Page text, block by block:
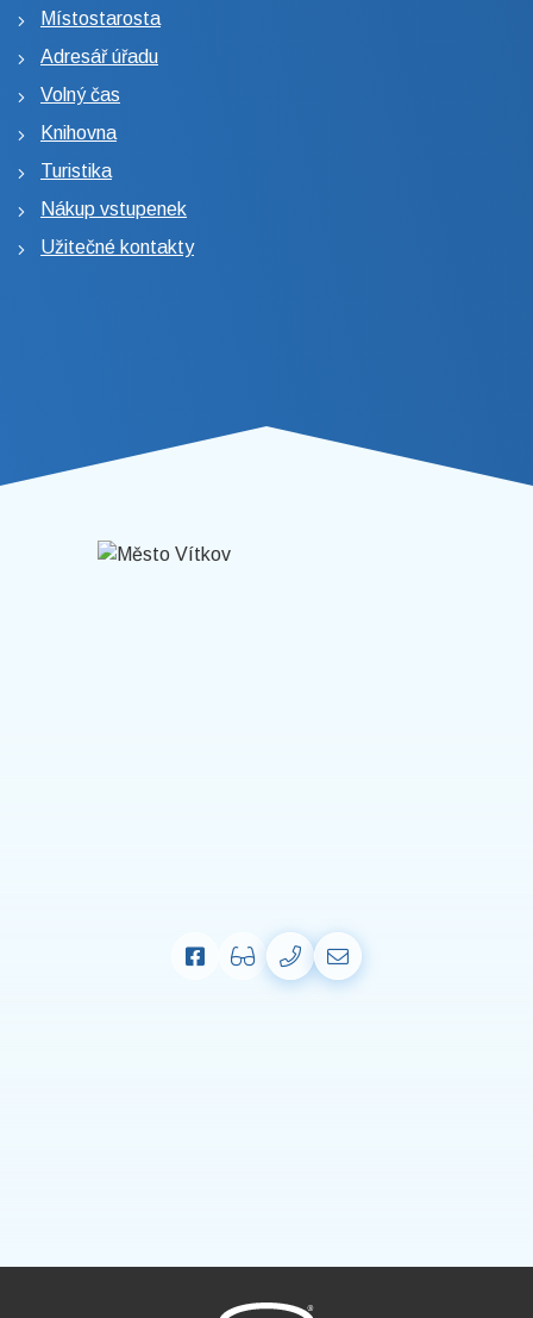
Místostarosta
Adresář úřadu
Volný čas
Knihovna
Turistika
Nákup vstupenek
Užitečné kontakty